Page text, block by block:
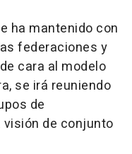
ha mantenido con
federaciones y
cara al modelo
se irá reuniendo
de
de conjunto